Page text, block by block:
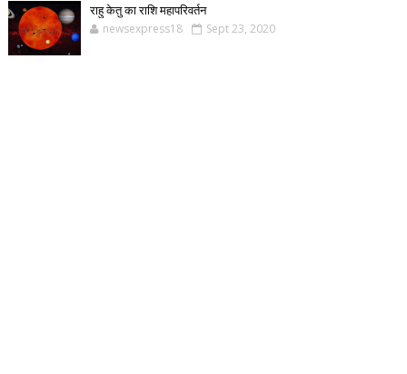
राहु केतु का राशि महापरिवर्तन
newsexpress18 Sept 23, 2020